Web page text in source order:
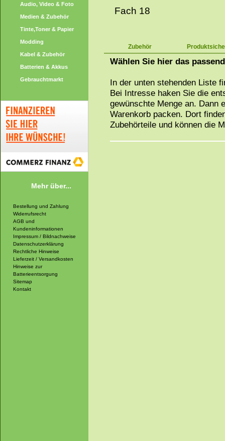
Audio, Video & Foto
Medien & Zubehör
Tinte,Toner & Papier
Modding
Kabel & Zubehör
Batterien & Akkus
Gebrauchtmarkt
Mehr über...
Bestellung und Zahlung
Widerrufsrecht
AGB und
Kundeninformationen
Impressum / Bildnachweise
Datenschutzerklärung
Rechtliche Hinweise
Lieferzeit / Versandkosten
Hinweise zur
Batterieentsorgung
Sitemap
Kontakt
Fach 18
Zubehör
Wählen Sie hier das
In der unten stehenden Liste
Bei Intresse haken Sie die
gewünschte Menge an. Dann
Warenkorb packen. Dort
Zubehörteile und können die